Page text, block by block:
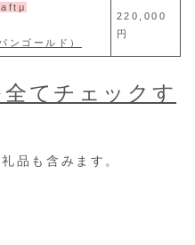
ンゴールド）
220,000
円
てチェックす
品も含みます。